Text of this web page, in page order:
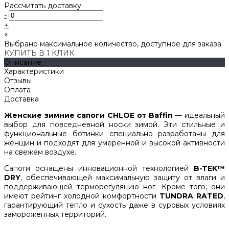
Рассчитать доставку
-
+
×
Выбрано максимальное количество, доступное для заказа
КУПИТЬ В 1 КЛИК
Описание
Характеристики
Отзывы
Оплата
Доставка
Женские зимние сапоги CHLOE от Baffin — идеальный
выбор для повседневной носки зимой. Эти стильные и
функциональные ботинки специально разработаны для
женщин и подходят для умеренной и высокой активности
на свежем воздухе.
Сапоги оснащены инновационной технологией B-TEK™
DRY, обеспечивающей максимальную защиту от влаги и
поддерживающей терморегуляцию ног. Кроме того, они
имеют рейтинг холодной комфортности TUNDRA RATED,
гарантирующий тепло и сухость даже в суровых условиях
замороженных территорий.